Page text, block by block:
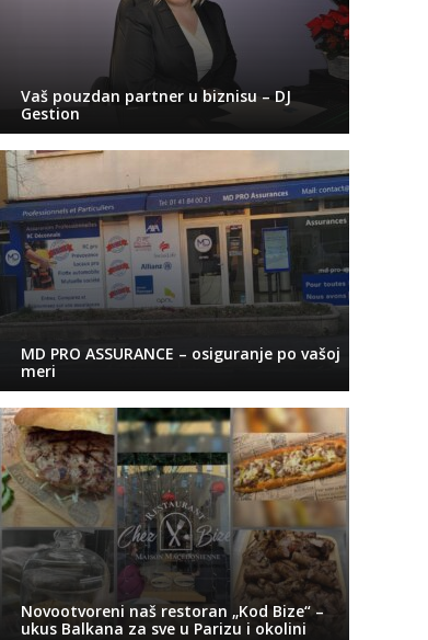
Vaš pouzdan partner u biznisu – DJ
Gestion
MD PRO ASSURANCE – osiguranje po vašoj
meri
Novootvoreni naš restoran „Kod Bize“ –
ukus Balkana za sve u Parizu i okolini